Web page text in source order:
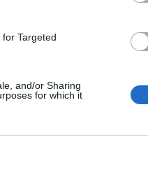
Targeted
and/or Sharing
for which it